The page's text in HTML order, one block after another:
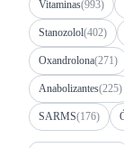
Vitaminas(993)
Stanozolol(402)
Oxandrolona(271)
Anabolizantes(225)
SARMS(176)